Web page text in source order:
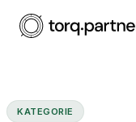
KATEGORIE